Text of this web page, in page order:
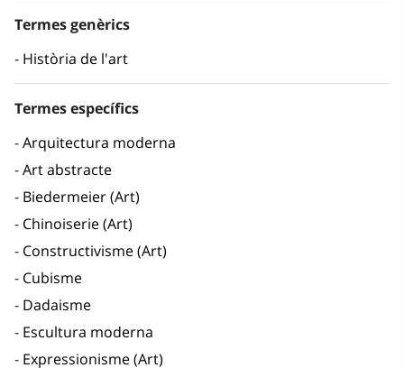
Termes genèrics
Història de l'art
Termes específics
Arquitectura moderna
Art abstracte
Biedermeier (Art)
Chinoiserie (Art)
Constructivisme (Art)
Cubisme
Dadaisme
Escultura moderna
Expressionisme (Art)